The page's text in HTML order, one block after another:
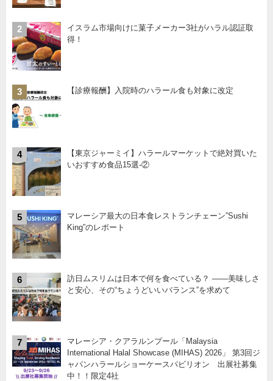
2
イスラム市場向けに菓子メーカー3社がハラル認証取
得！
3 【診療報酬】入院時のハラール食も対象に改定
4
【東京ジャーミイ】ハラールマーケットで絶対買いた
いおすすめ食品15選-②
5
マレーシア最大の日本食レストランチェーン”Sushi
King”のレポート
6
訪日ムスリムは日本で何を食べている？ ――美味しさ
と安心、その“ちょうどいいバランス”を求めて
7
マレーシア・クアラルンプール「Malaysia
International Halal Showcase (MIHAS) 2026」 第3回ジ
ャパンハラールショーケースパビリオン 出展社募集
中！！限定4社